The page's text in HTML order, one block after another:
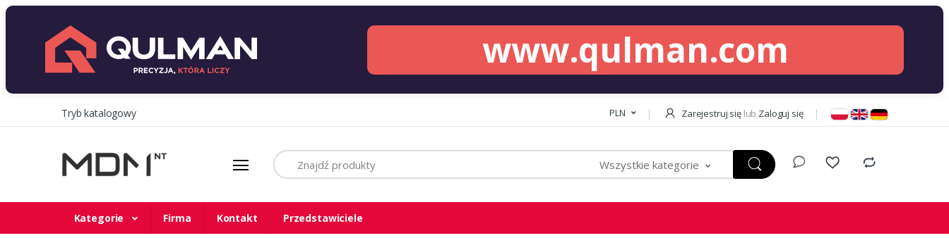
www.qulman.com
Tryb katalogowy PLN Zarejestruj się lub Zaloguj się
Szukaj
Wszystkie kategorie
Kategorie Firma Kontakt Przedstawiciele